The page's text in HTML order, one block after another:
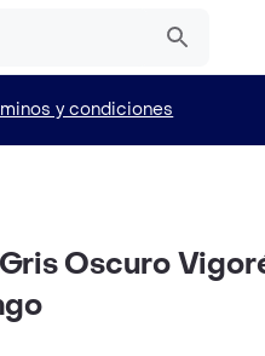
y condiciones
Oscuro